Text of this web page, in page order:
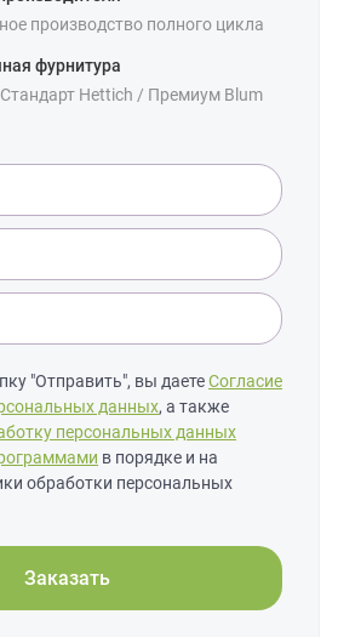
производство полного цикла
фурнитура
Hettich / Премиум Blum
"Отправить", вы даетеСогласие
данных, а также
персональных данных
в порядке и на
обработки персональных
Заказать